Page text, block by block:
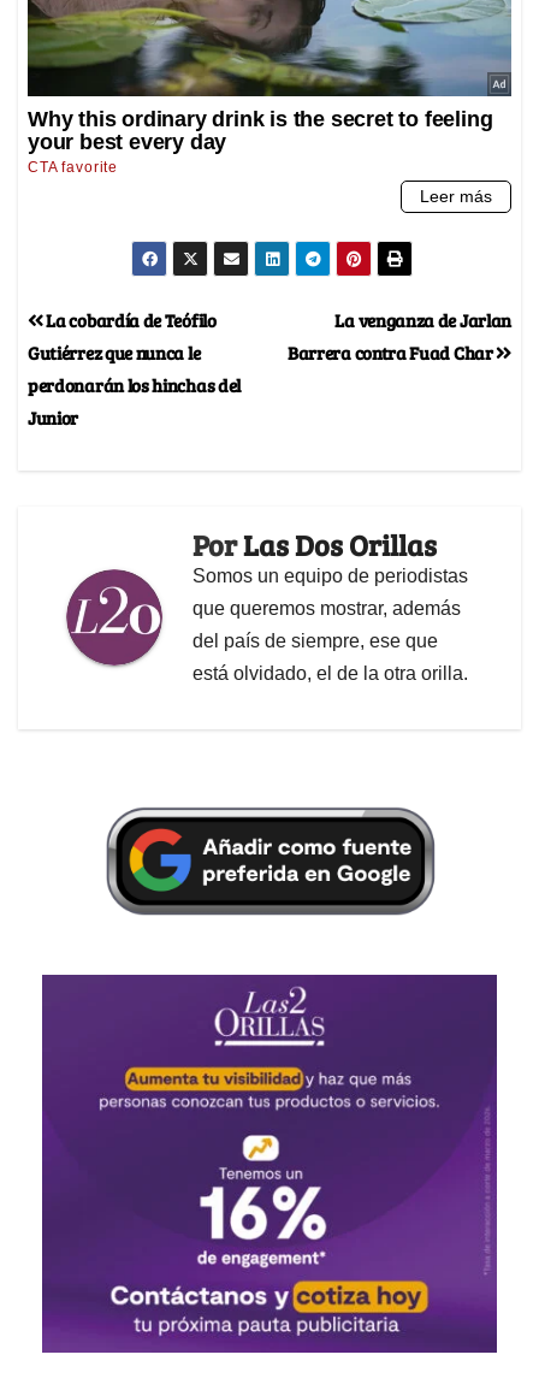
La venganza de Jarlan
Barrera contra Fuad Char
La cobardía de Teófilo
Gutiérrez que nunca le
perdonarán los hinchas del
Junior
PorLas Dos Orillas
Somos un equipo de periodistas
que queremos mostrar, además
del país de siempre, ese que
está olvidado, el de la otra orilla.